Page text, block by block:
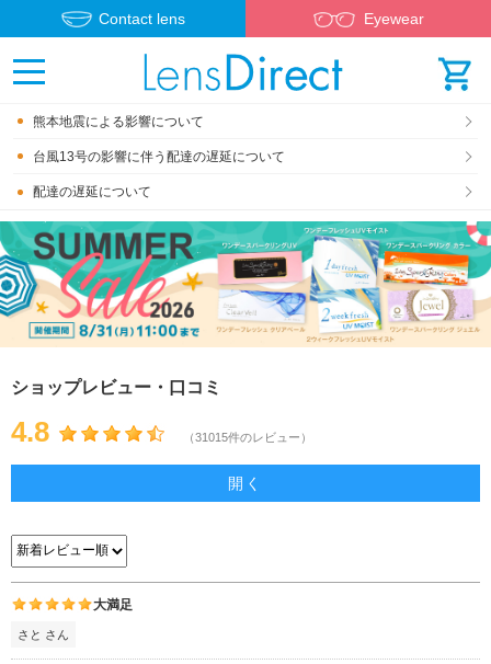
Contact lens Eyewear
熊本地震による影響について
台風13号の影響に伴う配達の遅延について
配達の遅延について
ショップレビュー・口コミ
4.8 （31015件のレビュー）
開く
大満足
さと さん